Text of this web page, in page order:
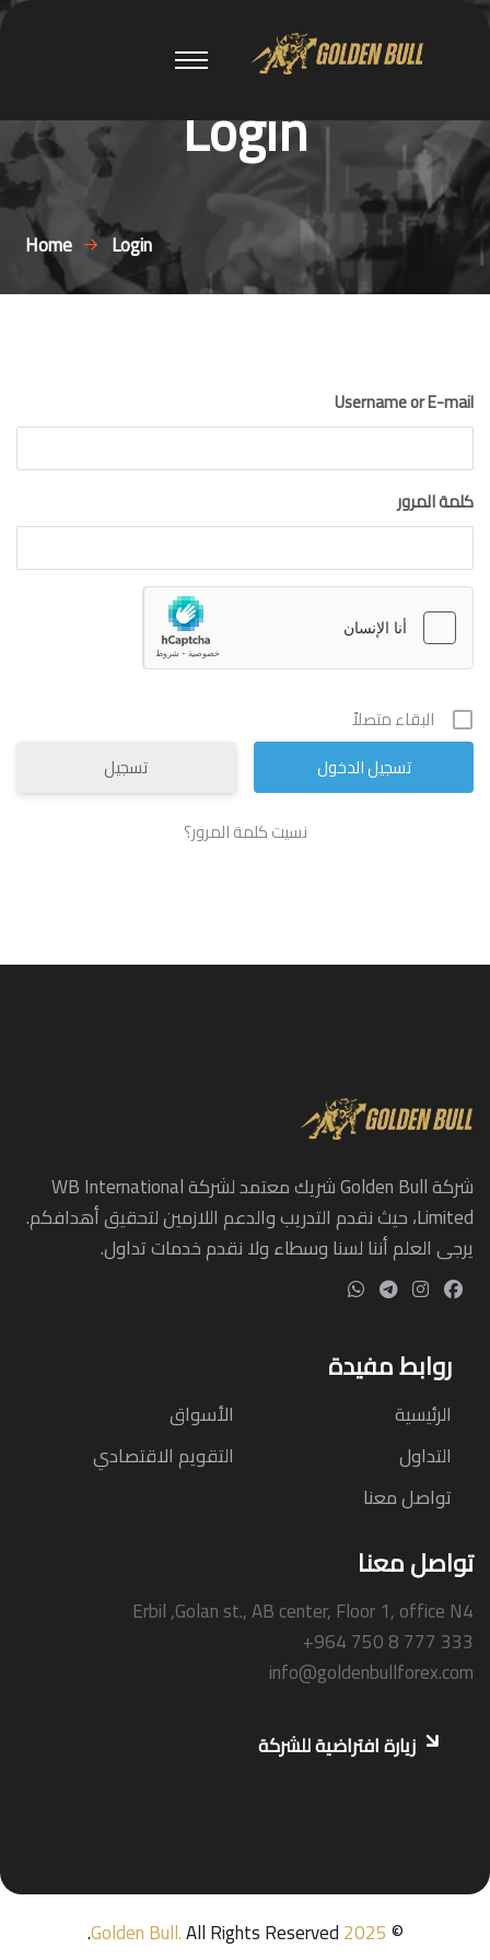
Login
Home Login
Username or E-mail
كلمة المرور
البقاء متصلاً
تسجيل
نسيت كلمة المرور؟
شركة Golden Bull شريك معتمد لشركة WB International
Limited، حيث نقدم التدريب والدعم اللازمين لتحقيق أهدافكم.
يرجى العلم أننا لسنا وسطاء ولا نقدم خدمات تداول.
روابط مفيدة
الرئيسية
الأسواق
التداول
التقويم الاقتصادي
تواصل معنا
تواصل معنا
Erbil ,Golan st., AB center, Floor 1, office N4
+964 750 8 777 333
info@goldenbullforex.com
زيارة افتراضية للشركة
©
2025
Golden Bull.All Rights Reserved.